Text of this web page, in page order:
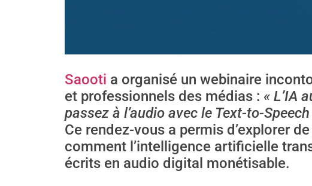
Saooti a organisé un webinaire
et professionnels des médias : « L’IA
passez à l’audio avec le Text-to-
Ce rendez-vous a permis d’explorer
comment l’intelligence artificielle
écrits en audio digital monétisable.